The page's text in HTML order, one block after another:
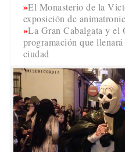
El Monasterio de la
exposición de
La Gran Cabalgata y el
programación que
ciudad